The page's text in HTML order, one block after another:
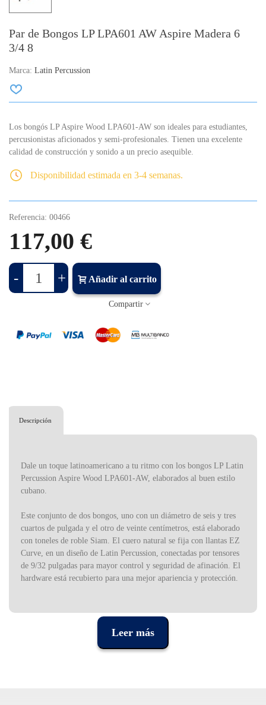
Par de Bongos LP LPA601 AW Aspire Madera 6
3/4 8
Marca: Latin Percussion
Los bongós LP Aspire Wood LPA601-AW son ideales para estudiantes,
percusionistas aficionados y semi-profesionales. Tienen una excelente
calidad de construcción y sonido a un precio asequible.
Disponibilidad estimada en 3-4 semanas.
Referencia: 00466
117,00 €
- + Añadir al carrito
Compartir
Descripción
Dale un toque latinoamericano a tu ritmo con los bongos LP Latin
Percussion Aspire Wood LPA601-AW, elaborados al buen estilo
cubano.
Este conjunto de dos bongos, uno con un diámetro de seis y tres
cuartos de pulgada y el otro de veinte centímetros, está elaborado
con toneles de roble Siam. El cuero natural se fija con llantas EZ
Curve, en un diseño de Latin Percussion, conectadas por tensores
de 9/32 pulgadas para mayor control y seguridad de afinación. El
hardware está recubierto para una mejor apariencia y protección.
el sonido es el mismo que el de las bandas de La Habana. Los
bongos de la serie Aspire están construidos al verdadero estilo
sonido típico de los instrumentos de percusión que fabrica, pero
Leer más